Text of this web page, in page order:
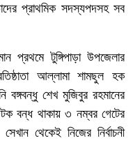
প্রাথমিক সদস্যপদসহ সব
প্রথমে টুঙ্গিপাড়া উপজেলার
আল্লামা শামছুল হক
শেখ মুজিবুর রহমানের
বন্ধ থাকায় ৩ নম্বর গেটের
থেকেই নিজের নির্বাচনী